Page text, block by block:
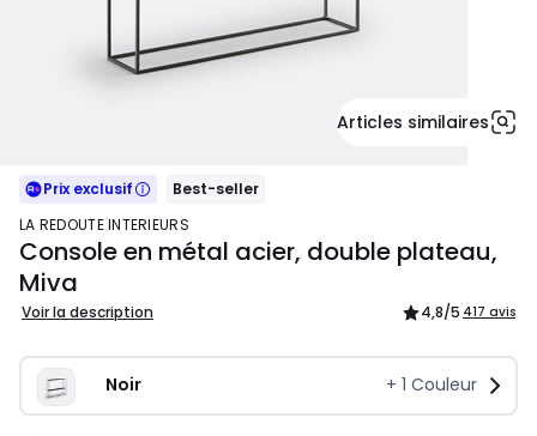
Articles similaires
Prix exclusif
Best-seller
LA REDOUTE INTERIEURS
Console en métal acier, double plateau,
Miva
Voir la description 4,8/5 417 avis
Noir + 1 Couleur